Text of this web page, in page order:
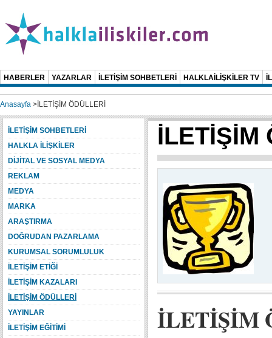
HABERLER YAZARLAR İLETİŞİM SOHBETLERİ HALKLAİLİŞKİLER TV
Anasayfa > İLETİŞİM ÖDÜLLERİ
İLETİŞİM
İLETİŞİM
İLETİŞİM SOHBETLERİ
HALKLA İLİŞKİLER
DİJİTAL VE SOSYAL MEDYA
REKLAM
MEDYA
MARKA
ARAŞTIRMA
DOĞRUDAN PAZARLAMA
KURUMSAL SORUMLULUK
İLETİŞİM ETİĞİ
İLETİŞİM KAZALARI
İLETİŞİM ÖDÜLLERİ
YAYINLAR
İLETİŞİM EĞİTİMİ